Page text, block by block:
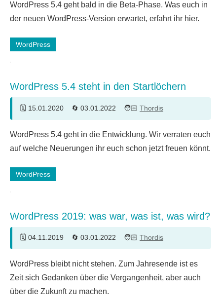
Kommentare
WordPress 5.4 geht bald in die Beta-Phase. Was euch in
der neuen WordPress-Version erwartet, erfahrt ihr hier.
WordPress
WordPress 5.4 steht in den Startlöchern
15.01.2020 03.01.2022 Thordis
Kommentare
WordPress 5.4 geht in die Entwicklung. Wir verraten euch
auf welche Neuerungen ihr euch schon jetzt freuen könnt.
WordPress
WordPress 2019: was war, was ist, was wird?
04.11.2019 03.01.2022 Thordis
WordPress bleibt nicht stehen. Zum Jahresende ist es
Zeit sich Gedanken über die Vergangenheit, aber auch
über die Zukunft zu machen.